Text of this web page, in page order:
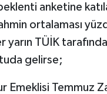
anketine
ortalaması
yarın TÜİK
gelirse;
Emeklisi Temmuz